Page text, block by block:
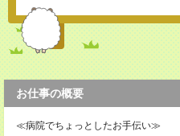
お仕事の概要
≪病院でちょっとしたお手伝い≫